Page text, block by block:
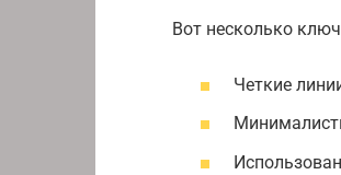
Вот несколько
Четкие